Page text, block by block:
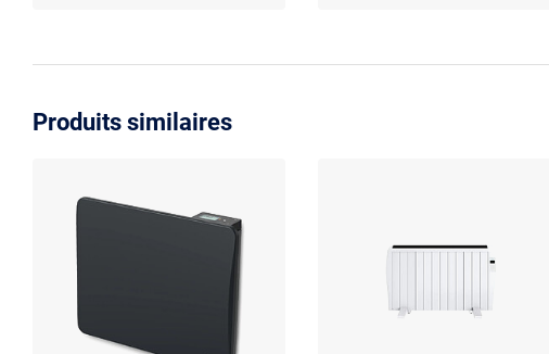
Produits similaires